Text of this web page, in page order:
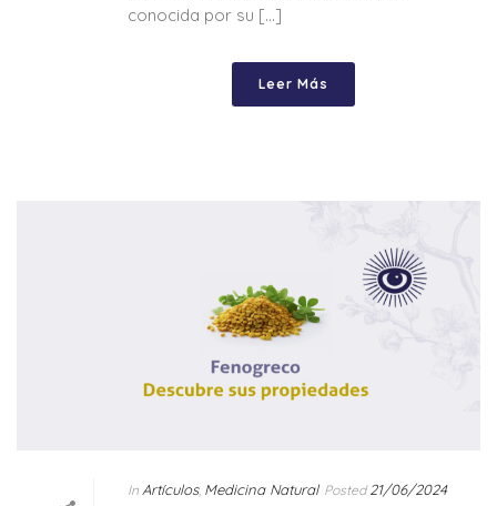
conocida por su [...]
Leer Más
In Artículos, Medicina Natural Posted 21/06/2024